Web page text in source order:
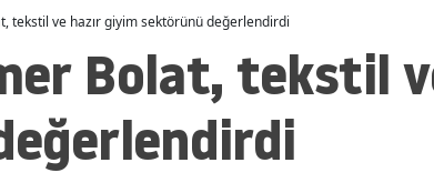
tekstil ve hazır giyim sektörünü değerlendirdi
Bolat, tekstil